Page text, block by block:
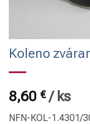
Koleno
8,60 €/ ks
NFN-KOL-1.4301/